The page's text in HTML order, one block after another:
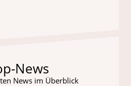
News
News im Überblick